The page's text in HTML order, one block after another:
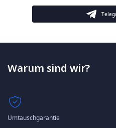
Warum sind wir?
Umtauschgarantie